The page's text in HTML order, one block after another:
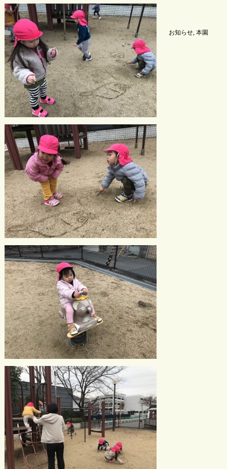
お知らせ,本園